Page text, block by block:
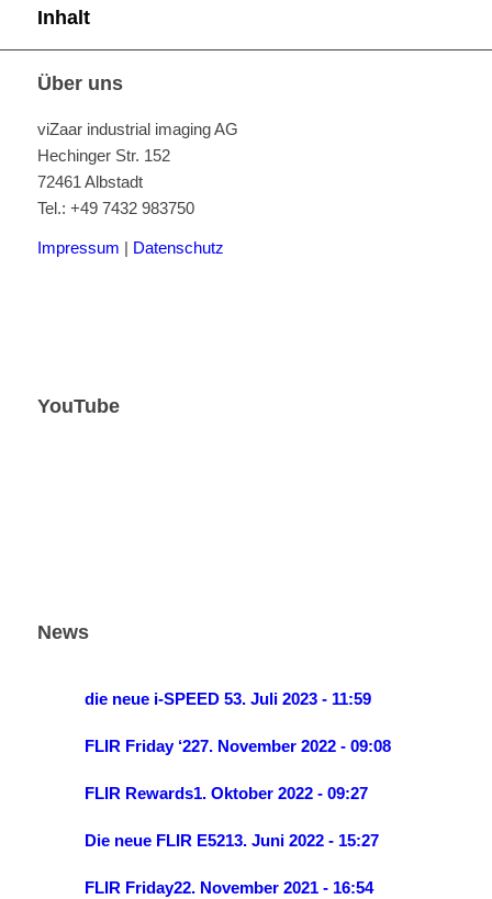
Inhalt
Über uns
viZaar industrial imaging AG
Hechinger Str. 152
72461 Albstadt
Tel.: +49 7432 983750
Impressum | Datenschutz
YouTube
News
die neue i-SPEED 53. Juli 2023 - 11:59
FLIR Friday ‘227. November 2022 - 09:08
FLIR Rewards1. Oktober 2022 - 09:27
Die neue FLIR E5213. Juni 2022 - 15:27
FLIR Friday22. November 2021 - 16:54